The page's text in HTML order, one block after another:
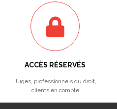
ACCÈS RÉSERVÉS
Juges, professionnels du droit,
clients en compte